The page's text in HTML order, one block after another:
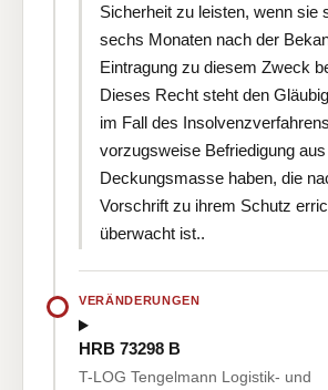
Sicherheit zu leisten, wenn sie
sechs Monaten nach der
Eintragung zu diesem Zweck
Dieses Recht steht den
im Fall des
vorzugsweise Befriedigung
Deckungsmasse haben, die
Vorschrift zu ihrem Schutz
überwacht ist..
VERÄNDERUNGEN
HRB 73298 B
T-LOG Tengelmann Logistik- und